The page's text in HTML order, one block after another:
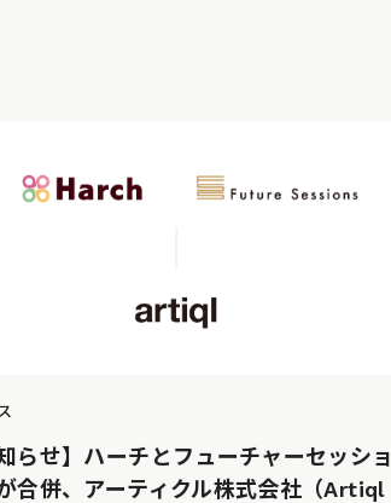
知らせ】ハーチとフューチャーセッショ
合併、アーティクル株式会社（Artiql